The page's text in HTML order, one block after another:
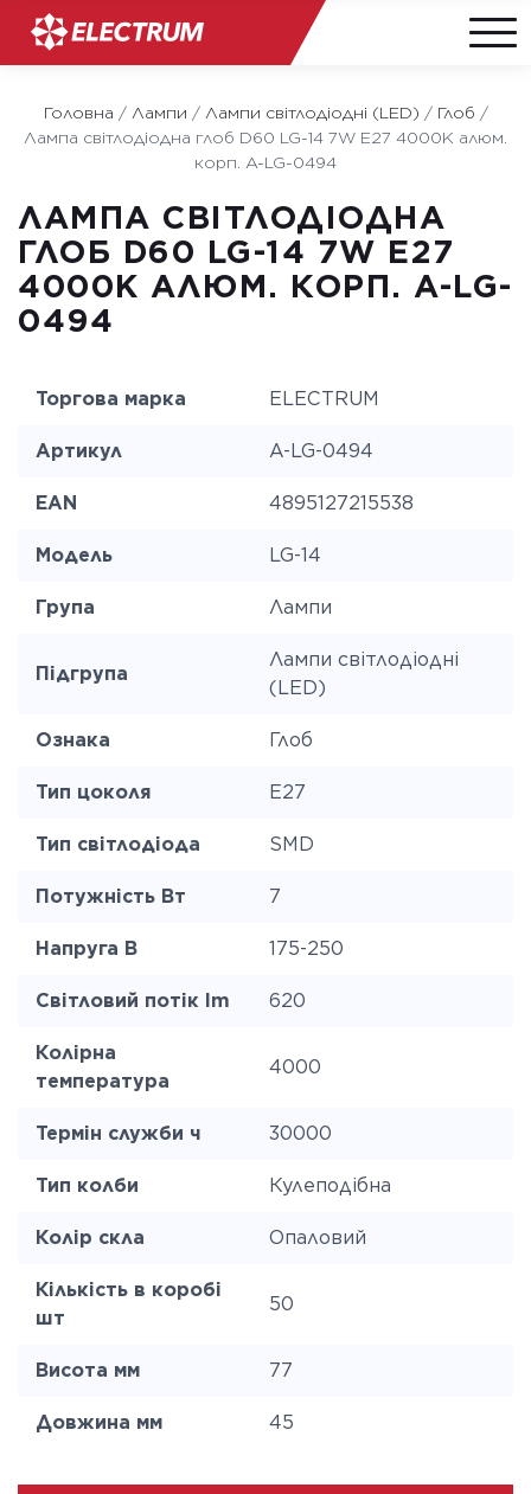
content
Головна / Лампи / Лампи світлодіодні (LED) / Глоб /
Лампа світлодіодна глоб D60 LG-14 7W E27 4000K алюм.
корп. A-LG-0494
ЛАМПА СВІТЛОДІОДНА
ГЛОБ D60 LG-14 7W E27
4000K АЛЮМ. КОРП. A-LG-
0494
Торгова марка ELECTRUM
Артикул A-LG-0494
EAN 4895127215538
Модель LG-14
Група Лампи
Підгрупа
Лампи світлодіодні
(LED)
Ознака Глоб
Тип цоколя E27
Тип світлодіода SMD
Потужність Вт 7
Напруга В 175-250
Світловий потік lm 620
Колірна
температура
4000
Термін служби ч 30000
Тип колби Кулеподібна
Колір скла Опаловий
Кількість в коробі
шт
50
Висота мм 77
Довжина мм 45